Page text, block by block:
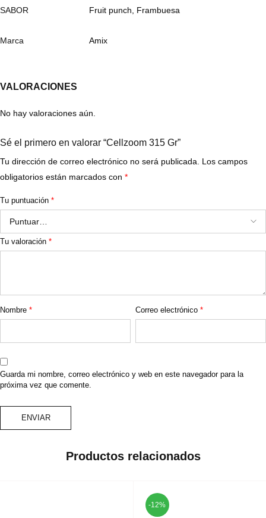
SABOR Fruit punch, Frambuesa
Marca Amix
VALORACIONES
No hay valoraciones aún.
Sé el primero en valorar “Cellzoom 315 Gr”
Tu dirección de correo electrónico no será publicada. Los campos
obligatorios están marcados con *
Tu puntuación *
Tu valoración *
Nombre * Correo electrónico*
Guarda mi nombre, correo electrónico y web en este navegador para la
próxima vez que comente.
Productos relacionados
-12%